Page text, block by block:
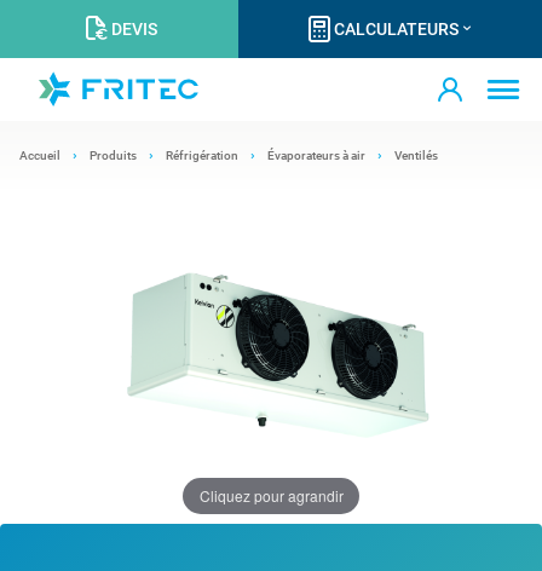
DEVIS CALCULATEURS
Accueil Produits Réfrigération Évaporateurs à air Ventilés
Cliquez pour agrandir